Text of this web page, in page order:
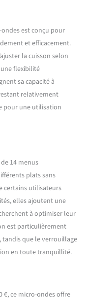
de cuire de
tous vos
ondes est conçu pour
et efficacement.
la cuisson selon
flexibilité
sa capacité à
relativement
pour une utilisation
14 menus
plats sans
certains utilisateurs
elles ajoutent une
à optimiser leur
est particulièrement
tandis que le verrouillage
en toute tranquillité.
€, ce micro-ondes offre